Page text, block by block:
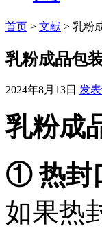
首页 > 文献 > 乳粉
乳粉成品包
2024年8月13日 发
乳粉成
① 热封
如果热